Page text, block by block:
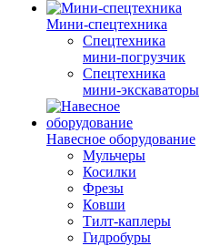
Мини-спецтехника
Спецтехника
мини-погрузчик
Спецтехника
мини-экскаваторы
Навесное оборудование
Мульчеры
Косилки
Фрезы
Ковши
Тилт-каплеры
Гидробуры